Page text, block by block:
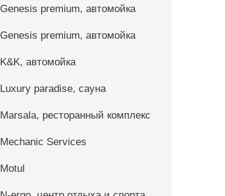
Genesis premium, автомойка
Genesis premium, автомойка
K&K, автомойка
Luxury paradise, сауна
Marsala, ресторанный комплекс
Mechanic Services
Motul